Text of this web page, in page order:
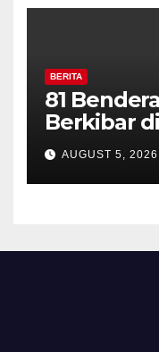
BERITA
81
Berkibar
Timpik
HUT ke-
AUGUST 5, 2026